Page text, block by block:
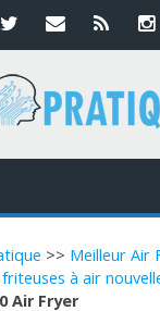
>> Meilleur Air
à air
Air Fryer